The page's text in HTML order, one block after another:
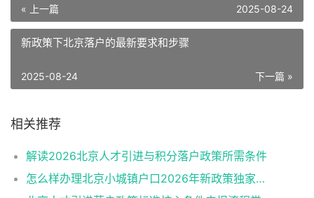
« 上一篇 2025-08-24
新政策下北京落户的最新要求和步骤
下一篇 »
2025-08-24
相关推荐
解读2026北京人才引进与积分落户政策所需条件
怎么样办理北京小城镇户口2026年新政策独家解读